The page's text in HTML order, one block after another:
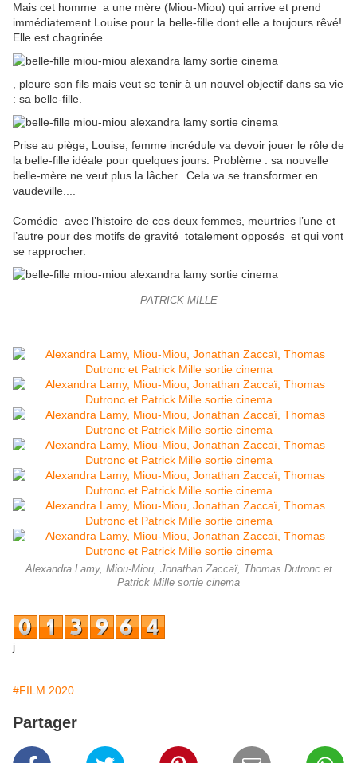
Mais cet homme a une mère (Miou-Miou) qui arrive et prend
immédiatement Louise pour la belle-fille dont elle a toujours rêvé!
Elle est chagrinée
, pleure son fils mais veut se tenir à un nouvel objectif dans sa vie
: sa belle-fille.
Prise au piège, Louise, femme incrédule va devoir jouer le rôle de
la belle-fille idéale pour quelques jours. Problème : sa nouvelle
belle-mère ne veut plus la lâcher...Cela va se transformer en
vaudeville....
Comédie avec l’histoire de ces deux femmes, meurtries l’une et
l’autre pour des motifs de gravité totalement opposés et qui vont
se rapprocher.
PATRICK MILLE
Alexandra Lamy, Miou-Miou, Jonathan Zaccaï, Thomas Dutronc et
Patrick Mille sortie cinema
j
#FILM 2020
Partager